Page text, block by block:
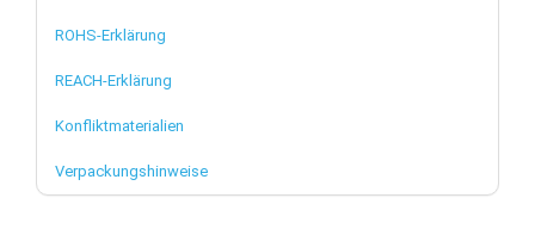
ROHS-Erklärung
REACH-Erklärung
Konfliktmaterialien
Verpackungshinweise